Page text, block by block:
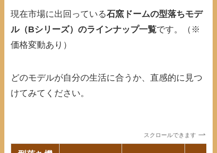
現在市場に出回っている石窯ドームの型落ちモデ
ル（Bシリーズ）のラインナップ一覧です。（※
価格変動あり）
どのモデルが自分の生活に合うか、直感的に見つ
けてみてください。
スクロールできます